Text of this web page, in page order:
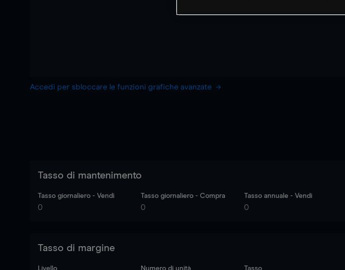
Accedi per sbloccare le funzioni grafiche avanzate
Tasso di mantenimento
Tasso giornaliero - Vendi
0
Tasso giornaliero - Compra
0
Tasso annuale - Vendi
0
Tasso di margine
Livello Numero di unità Tasso